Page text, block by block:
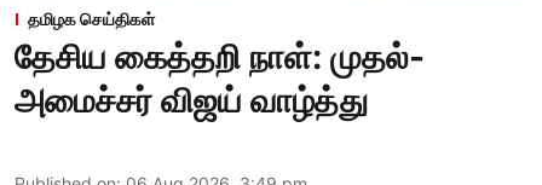
தமிழக செய்திகள்
தேசிய கைத்தறி நாள்: முதல்-
அமைச்சர் விஜய் வாழ்த்து